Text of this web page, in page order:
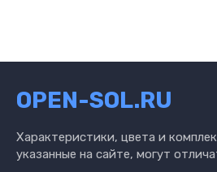
OPEN-SOL.RU
Характеристики, цвета и
указанные на сайте, могут